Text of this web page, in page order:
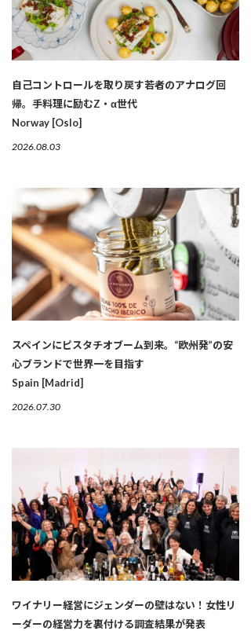
自己コントロールを取り戻す若者のアナログ回
帰。手料理に励むZ・α世代
Norway [Oslo]
2026.08.03
スペインにピスタチオブーム到来。“欧州発”の安
心ブランドで世界一を目指す
Spain [Madrid]
2026.07.30
ワイナリー経営にジェンダーの壁はない！女性リ
ーダーの経営力を裏付ける調査結果が発表